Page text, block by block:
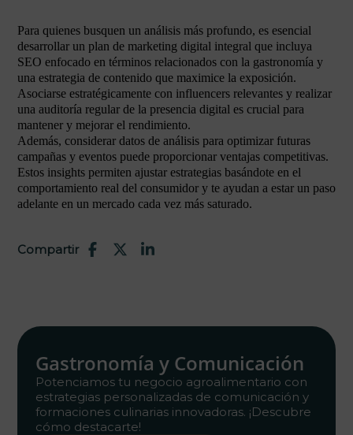
Para quienes busquen un análisis más profundo, es esencial
desarrollar un plan de marketing digital integral que incluya
SEO enfocado en términos relacionados con la gastronomía y
una estrategia de contenido que maximice la exposición.
Asociarse estratégicamente con influencers relevantes y realizar
una auditoría regular de la presencia digital es crucial para
mantener y mejorar el rendimiento.
Además, considerar datos de análisis para optimizar futuras
campañas y eventos puede proporcionar ventajas competitivas.
Estos insights permiten ajustar estrategias basándote en el
comportamiento real del consumidor y te ayudan a estar un paso
adelante en un mercado cada vez más saturado.
Compartir
Gastronomía y Comunicación
Potenciamos tu negocio agroalimentario con
estrategias personalizadas de comunicación y
formaciones culinarias innovadoras. ¡Descubre
cómo destacarte!